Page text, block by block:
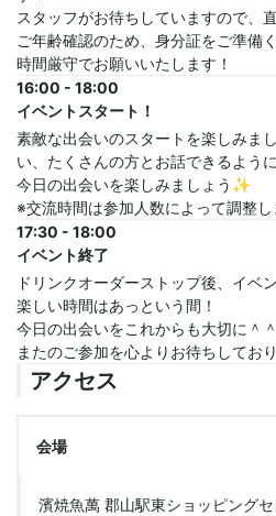
スタッフがお待ちしていますので、
ご年齢確認のため、身分証をご準備く
時間厳守でお願いいたします！
16:00 - 18:00
イベントスタート！
素敵な出会いのスタートを楽しみま
い、たくさんの方とお話できるよう
今日の出会いを楽しみましょう✨
※交流時間は参加人数によって調整し
17:30 - 18:00
イベント終了
ドリンクオーダーストップ後、イベ
楽しい時間はあっという間！
今日の出会いをこれからも大切に＾＾
またのご参加を心よりお待ちしてお
アクセス
会場
濱焼魚萬 郡山駅東ショッピング